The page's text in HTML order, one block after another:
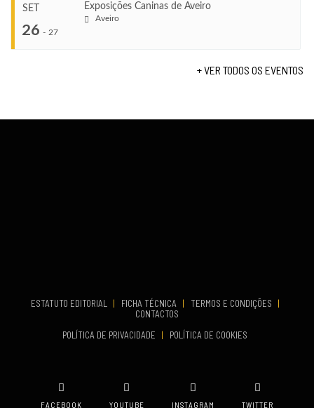
Set 12, 2026
VENUE
Set 19, 2026
SET
26 - 27
Exposições Caninas de Aveiro
Aveiro
+ VER TODOS OS EVENTOS
ESTATUTO EDITORIAL | FICHA TÉCNICA | TERMOS E CONDIÇÕES
|
CONTACTOS
POLÍTICA DE PRIVACIDADE
| POLÍTICA DE COOKIES
FACEBOOK YOUTUBE INSTAGRAM TWITTER